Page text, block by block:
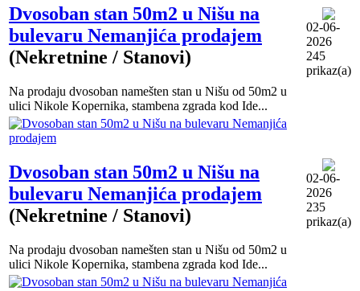
Dvosoban stan 50m2 u Nišu na
bulevaru Nemanjića prodajem
(Nekretnine / Stanovi)
Na prodaju dvosoban namešten stan u Nišu od 50m2 u
ulici Nikole Kopernika, stambena zgrada kod Ide...
02-06-
2026
245
prikaz(a)
Dvosoban stan 50m2 u Nišu na
bulevaru Nemanjića prodajem
(Nekretnine / Stanovi)
Na prodaju dvosoban namešten stan u Nišu od 50m2 u
ulici Nikole Kopernika, stambena zgrada kod Ide...
02-06-
2026
235
prikaz(a)